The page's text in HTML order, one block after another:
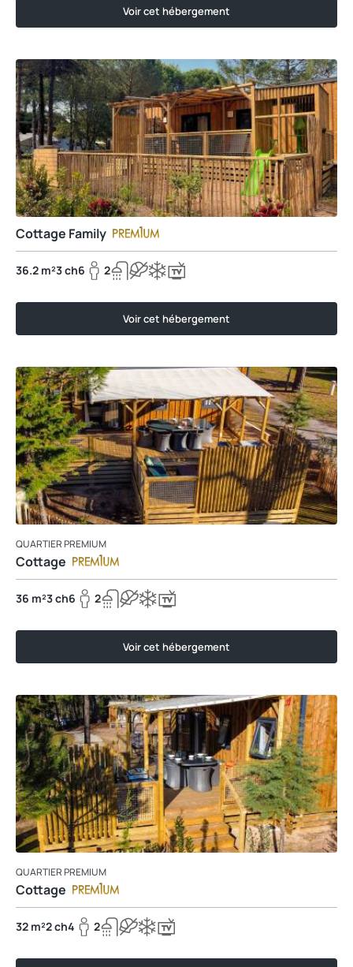
Voir cet hébergement
Cottage Family
36.2 m²3 ch6 2
Voir cet hébergement
QUARTIER PREMIUM
Cottage
36 m²3 ch6 2
Voir cet hébergement
QUARTIER PREMIUM
Cottage
32 m²2 ch4 2